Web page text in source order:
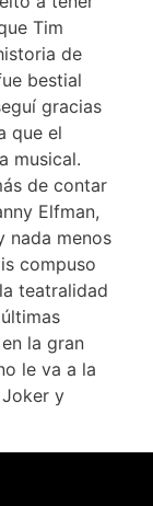
Tim
de
bestial
gracias
que el
musical.
de contar
Elfman,
nada menos
compuso
teatralidad
la gran
le va a la
y